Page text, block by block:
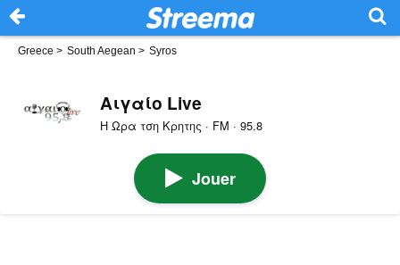
Greece > South Aegean > Syros
Αιγαίο Live
Η Ωρα τση Κρητης · FM · 95.8
Jouer